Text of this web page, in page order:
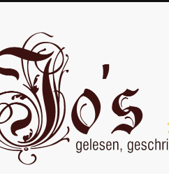
und nachgedacht